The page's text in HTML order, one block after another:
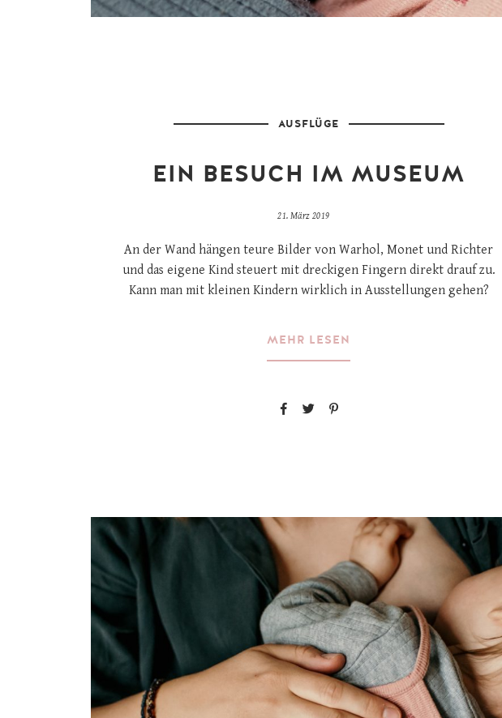
AUSFLÜGE
EIN BESUCH IM MUSEUM
21. März 2019
An der Wand hängen teure Bilder von Warhol, Monet und Richter
und das eigene Kind steuert mit dreckigen Fingern direkt drauf zu.
Kann man mit kleinen Kindern wirklich in Ausstellungen gehen?
MEHR LESEN